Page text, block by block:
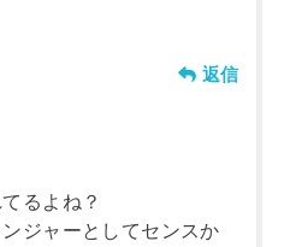
返信
るよね？
ジャーとしてセンスか